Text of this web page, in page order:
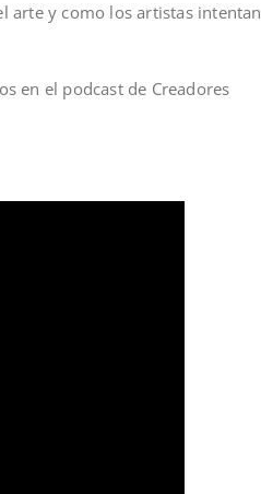
arte y como los artistas intentan
en el podcast de Creadores